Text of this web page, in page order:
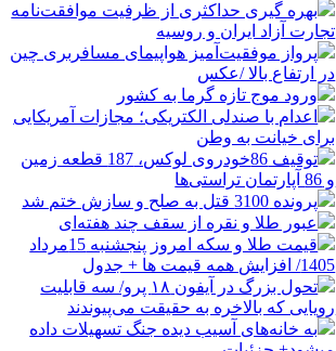
بهره گیری حداکثری از ظرفیت موافقت‌نامه
تجارت آزاد ایران و روسیه
پرواز موفقیت‌آمیز هواپیمای مسافربری چین
در ارتفاع بالا /عکس
ورود موج تازه گرما به کشور
اعدام با صندلی الکتریکی؛ مجازات آمریکایی
برای خیانت به وطن
توقیف 86خودروی لوکس، 187 قطعه زمین
و 86 آپارتمان تراستی‌ها
پرونده 3100 قتل به صلح و سازش ختم شد
عبور طلا و نقره از سقف چند هفته‌ای
قیمت طلا و سکه امروز پنجشنبه 15مرداد
1405/ افزایش همه قیمت ها + جدول
تحول بزرگ در آیفون ۱۸ پرو/ سه قابلیت
رویایی که بالاخره به حقیقت می‌پیوندند
به خانه‌های آسیب دیده جنگ تسهیلات داده